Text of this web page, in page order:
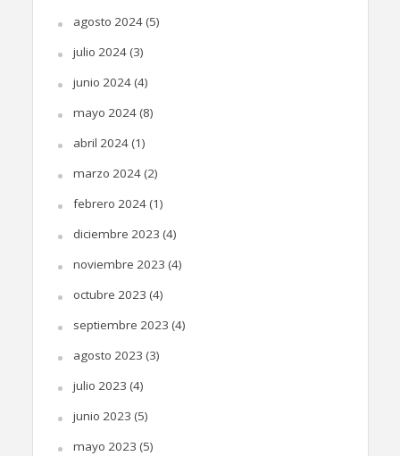
agosto 2024(5)
julio 2024(3)
junio 2024(4)
mayo 2024(8)
abril 2024(1)
marzo 2024(2)
febrero 2024(1)
diciembre 2023 (4)
noviembre 2023 (4)
octubre 2023 (4)
septiembre 2023 (4)
agosto 2023 (3)
julio 2023 (4)
junio 2023 (5)
mayo 2023 (5)